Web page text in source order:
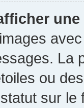
La
ou
sur